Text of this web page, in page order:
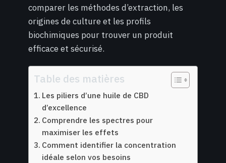
comparer les méthodes d’extraction, les
origines de culture et les profils
biochimiques pour trouver un produit
efficace et sécurisé.
Table des matières
Les piliers d’une huile de CBD
d’excellence
Comprendre les spectres pour
maximiser les effets
Comment identifier la concentration
idéale selon vos besoins